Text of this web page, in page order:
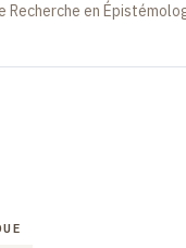
Recherche en